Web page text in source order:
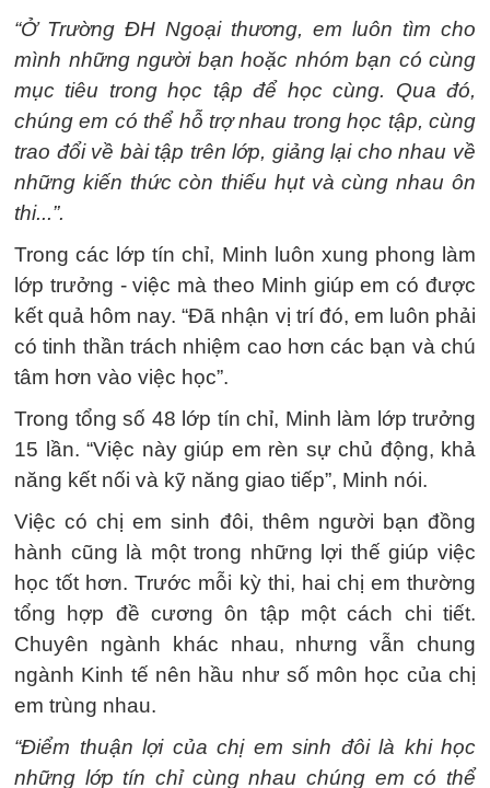
“Ở Trường ĐH Ngoại thương, em luôn tìm cho
mình những người bạn hoặc nhóm bạn có cùng
mục tiêu trong học tập để học cùng. Qua đó,
chúng em có thể hỗ trợ nhau trong học tập, cùng
trao đổi về bài tập trên lớp, giảng lại cho nhau về
những kiến thức còn thiếu hụt và cùng nhau ôn
thi...”.
Trong các lớp tín chỉ, Minh luôn xung phong làm
lớp trưởng - việc mà theo Minh giúp em có được
kết quả hôm nay. “Đã nhận vị trí đó, em luôn phải
có tinh thần trách nhiệm cao hơn các bạn và chú
tâm hơn vào việc học”.
Trong tổng số 48 lớp tín chỉ, Minh làm lớp trưởng
15 lần. “Việc này giúp em rèn sự chủ động, khả
năng kết nối và kỹ năng giao tiếp”, Minh nói.
Việc có chị em sinh đôi, thêm người bạn đồng
hành cũng là một trong những lợi thế giúp việc
học tốt hơn. Trước mỗi kỳ thi, hai chị em thường
tổng hợp đề cương ôn tập một cách chi tiết.
Chuyên ngành khác nhau, nhưng vẫn chung
ngành Kinh tế nên hầu như số môn học của chị
em trùng nhau.
“Điểm thuận lợi của chị em sinh đôi là khi học
những lớp tín chỉ cùng nhau chúng em có thể